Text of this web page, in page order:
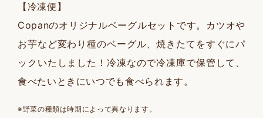
【冷凍便】
Copanのオリジナルベーグルセットです。カツオや
お芋など変わり種のベーグル、焼きたてをすぐにパ
ックいたしました！冷凍なので冷凍庫で保管して、
食べたいときにいつでも食べられます。
※野菜の種類は時期によって異なります。